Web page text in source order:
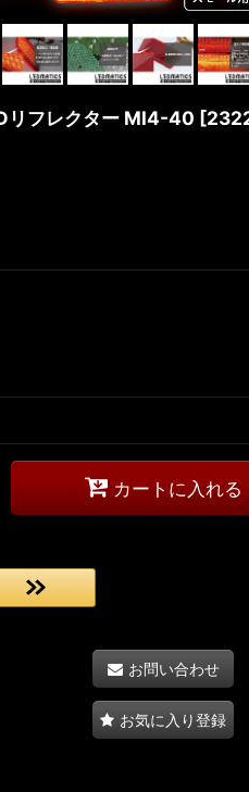
リフレクター MI4-40 [
カートに入れる
お問い合わせ
お気に入り登録